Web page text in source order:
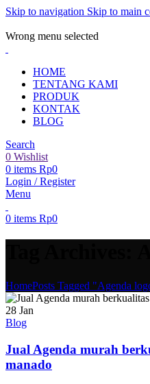
Skip to navigation Skip to main
Wrong menu selected
HOME
TENTANG KAMI
PRODUK
KONTAK
BLOG
Search
0 Wishlist
0 items Rp0
Login / Register
Menu
0 items Rp0
HomePosts Tagged "Agenda
28 Jan
Blog
Jual Agenda murah
manado